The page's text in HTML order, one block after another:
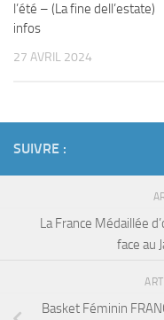
l’été – (La fine dell’estate)
infos
27 AVRIL 2024
SUIVRE :
La France Médaillée
face au
Basket Féminin